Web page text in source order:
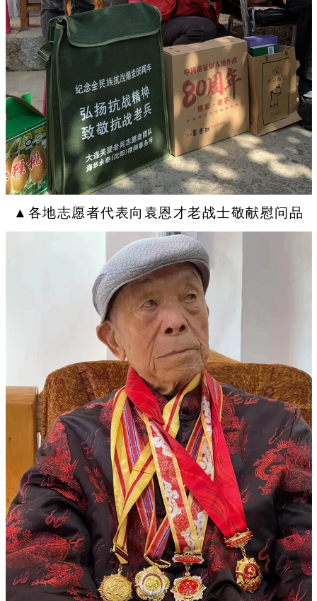
▲各地志愿者代表向袁恩才老战士敬献慰问品